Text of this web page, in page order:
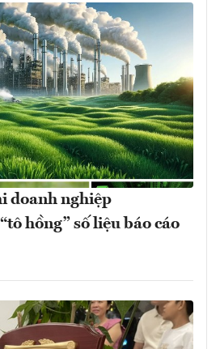
doanh nghiệp
hồng” số liệu báo cáo